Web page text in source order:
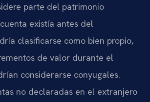
parte del patrimonio
existía antes del
clasificarse como bien propio,
de valor durante el
considerarse conyugales.
no declaradas en el extranjero